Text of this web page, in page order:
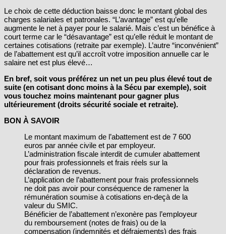
Le choix de cette déduction baisse donc le montant global des
charges salariales et patronales. “L’avantage” est qu’elle
augmente le net à payer pour le salarié. Mais c’est un bénéfice à
court terme car le “désavantage” est qu’elle réduit le montant de
certaines cotisations (retraite par exemple). L’autre “inconvénient”
de l’abattement est qu’il accroît votre imposition annuelle car le
salaire net est plus élevé…
En bref, soit vous préférez un net un peu plus élevé tout de
suite (en cotisant donc moins à la Sécu par exemple), soit
vous touchez moins maintenant pour gagner plus
ultérieurement (droits sécurité sociale et retraite).
BON À SAVOIR
Le montant maximum de l’abattement est de 7 600
euros par année civile et par employeur.
L’administration fiscale interdit de cumuler abattement
pour frais professionnels et frais réels sur la
déclaration de revenus.
L’application de l’abattement pour frais professionnels
ne doit pas avoir pour conséquence de ramener la
rémunération soumise à cotisations en-deçà de la
valeur du SMIC.
Bénéficier de l’abattement n’exonère pas l’employeur
du remboursement (notes de frais) ou de la
compensation (indemnités et défraiements) des frais